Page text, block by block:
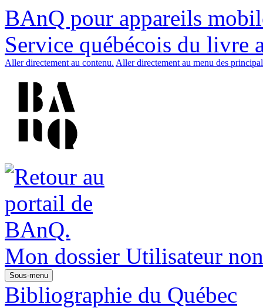
BAnQ pour appareils
Service québécois du livre
Aller directement au contenu. Aller directement au menu des
Mon dossier Utilisateur
Sous-menu
Bibliographie du Québec